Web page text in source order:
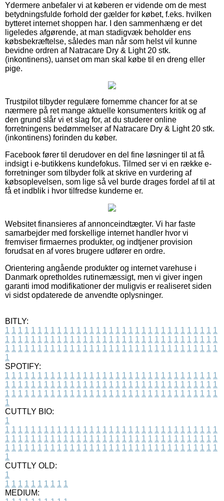
Ydermere anbefaler vi at køberen er vidende om de mest
betydningsfulde forhold der gælder for købet, f.eks. hvilken
bytteret internet shoppen har. I den sammenhæng er det
ligeledes afgørende, at man stadigvæk beholder ens
købsbekræftelse, således man når som helst vil kunne
bevidne ordren af Natracare Dry & Light 20 stk.
(inkontinens), uanset om man skal købe til en dreng eller
pige.
Trustpilot tilbyder regulære fornemme chancer for at se
nærmere på ret mange aktuelle konsumenters kritik og af
den grund slår vi et slag for, at du studerer online
forretningens bedømmelser af Natracare Dry & Light 20 stk.
(inkontinens) forinden du køber.
Facebook fører til derudover en del fine løsninger til at få
indsigt i e-butikkens kundefokus. Tilmed ser vi en række e-
forretninger som tilbyder folk at skrive en vurdering af
købsoplevelsen, som lige så vel burde drages fordel af til at
få et indblik i hvor tilfredse kunderne er.
Websitet finansieres af annonceindtægter. Vi har faste
samarbejder med forskellige internet handler hvor vi
fremviser firmaernes produkter, og indtjener provision
forudsat en af vores brugere udfører en ordre.
Orientering angående produkter og internet varehuse i
Danmark opretholdes rutinemæssigt, men vi giver ingen
garanti imod modifikationer der muligvis er realiseret siden
vi sidst opdaterede de anvendte oplysninger.
BITLY:
1 1 1 1 1 1 1 1 1 1 1 1 1 1 1 1 1 1 1 1 1 1 1 1 1 1 1 1 1 1 1 1 1
1 1 1 1 1 1 1 1 1 1 1 1 1 1 1 1 1 1 1 1 1 1 1 1 1 1 1 1 1 1 1 1 1
1 1 1 1 1 1 1 1 1 1 1 1 1 1 1 1 1 1 1 1 1 1 1 1 1 1 1 1 1 1 1 1 1
1
SPOTIFY:
1 1 1 1 1 1 1 1 1 1 1 1 1 1 1 1 1 1 1 1 1 1 1 1 1 1 1 1 1 1 1 1 1
1 1 1 1 1 1 1 1 1 1 1 1 1 1 1 1 1 1 1 1 1 1 1 1 1 1 1 1 1 1 1 1 1
1 1 1 1 1 1 1 1 1 1 1 1 1 1 1 1 1 1 1 1 1 1 1 1 1 1 1 1 1 1 1 1 1
1
CUTTLY BIO:
1
1 1 1 1 1 1 1 1 1 1 1 1 1 1 1 1 1 1 1 1 1 1 1 1 1 1 1 1 1 1 1 1 1
1 1 1 1 1 1 1 1 1 1 1 1 1 1 1 1 1 1 1 1 1 1 1 1 1 1 1 1 1 1 1 1 1
1 1 1 1 1 1 1 1 1 1 1 1 1 1 1 1 1 1 1 1 1 1 1 1 1 1 1 1 1 1 1 1 1
1
CUTTLY OLD:
1
1 1 1 1 1 1 1 1 1 1
MEDIUM: